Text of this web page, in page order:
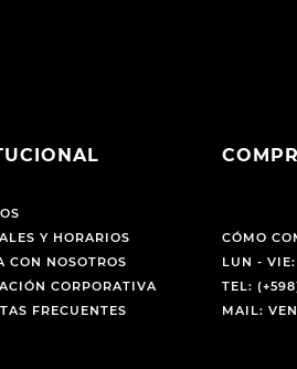
Y HORARIOS
CON NOSOTROS
CORPORATIVA
FRECUENTES
CÓMO
LUN -
TEL:
MAIL: